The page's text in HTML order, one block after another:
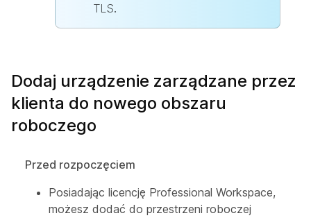
TLS.
Dodaj urządzenie zarządzane przez
klienta do nowego obszaru
roboczego
Przed rozpoczęciem
Posiadając licencję Professional Workspace,
możesz dodać do przestrzeni roboczej